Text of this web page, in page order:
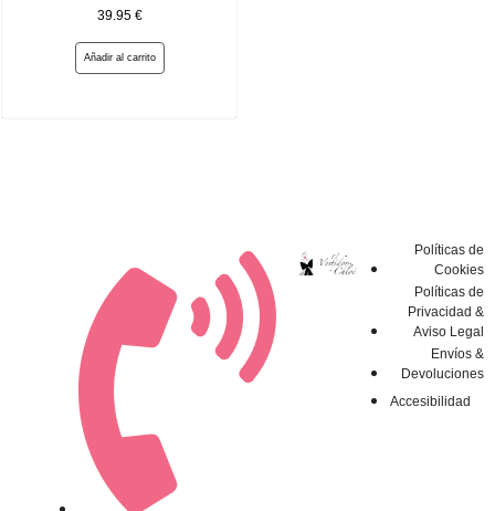
39.95 €
Añadir al carrito
Políticas de
Cookies
Políticas de
Privacidad &
Aviso Legal
Envíos &
Devoluciones
Accesibilidad